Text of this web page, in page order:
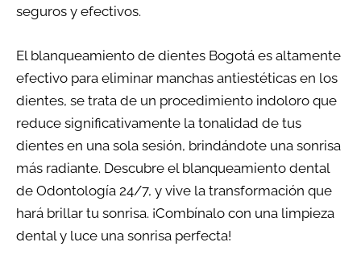
seguros y efectivos.
El blanqueamiento de dientes Bogotá es altamente
efectivo para eliminar manchas antiestéticas en los
dientes, se trata de un procedimiento indoloro que
reduce significativamente la tonalidad de tus
dientes en una sola sesión, brindándote una sonrisa
más radiante. Descubre el blanqueamiento dental
de Odontología 24/7, y vive la transformación que
hará brillar tu sonrisa. ¡Combínalo con una limpieza
dental y luce una sonrisa perfecta!